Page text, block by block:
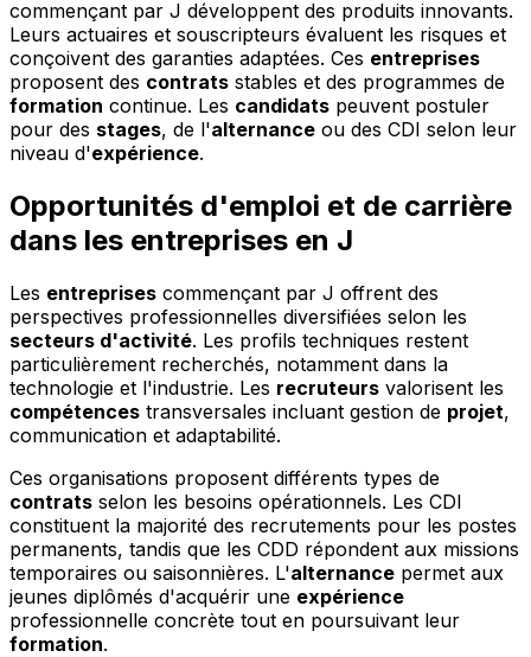
commençant par J développent des produits innovants.
Leurs actuaires et souscripteurs évaluent les risques et
conçoivent des garanties adaptées. Ces entreprises
proposent des contrats stables et des programmes de
formation continue. Les candidats peuvent postuler
pour des stages, de l'alternance ou des CDI selon leur
niveau d'expérience.
Opportunités d'emploi et de carrière
dans les entreprises en J
Les entreprises commençant par J offrent des
perspectives professionnelles diversifiées selon les
secteurs d'activité. Les profils techniques restent
particulièrement recherchés, notamment dans la
technologie et l'industrie. Les recruteurs valorisent les
compétences transversales incluant gestion de projet,
communication et adaptabilité.
Ces organisations proposent différents types de
contrats selon les besoins opérationnels. Les CDI
constituent la majorité des recrutements pour les postes
permanents, tandis que les CDD répondent aux missions
temporaires ou saisonnières. L'alternance permet aux
jeunes diplômés d'acquérir une expérience
professionnelle concrète tout en poursuivant leur
formation.